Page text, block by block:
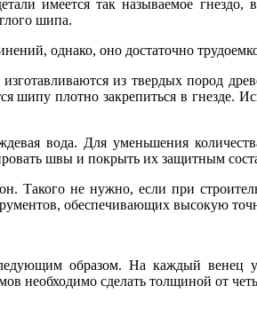
имеется так называемое
шипа.
однако, оно достаточно
из твердых пород
плотно закрепиться в гнезде.
вода. Для уменьшения
швы и покрыть их защитным
Такого не нужно, если при
обеспечивающих высокую
образом. На каждый
необходимо сделать толщиной от